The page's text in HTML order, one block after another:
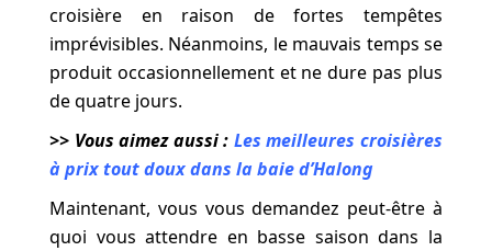
croisière en raison de fortes tempêtes
imprévisibles. Néanmoins, le mauvais temps se
produit occasionnellement et ne dure pas plus
de quatre jours.
>> Vous aimez aussi : Les meilleures croisières
à prix tout doux dans la baie d’Halong
Maintenant, vous vous demandez peut-être à
quoi vous attendre en basse saison dans la